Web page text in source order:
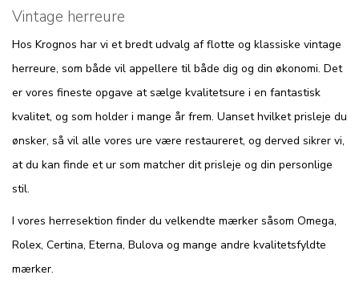
Vintage herreure
Hos Krognos har vi et bredt udvalg af flotte og klassiske vintage
herreure, som både vil appellere til både dig og din økonomi. Det
er vores fineste opgave at sælge kvalitetsure i en fantastisk
kvalitet, og som holder i mange år frem. Uanset hvilket prisleje du
ønsker, så vil alle vores ure være restaureret, og derved sikrer vi,
at du kan finde et ur som matcher dit prisleje og din personlige
stil.
I vores herresektion finder du velkendte mærker såsom Omega,
Rolex, Certina, Eterna, Bulova og mange andre kvalitetsfyldte
mærker.